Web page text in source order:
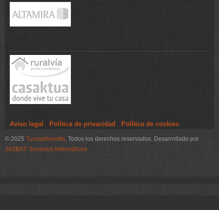
Aviso legal Política de privacidad Política de cookies
© 2025 Tucasafavorita. Todos los derechos reservados. Desarrollado por
JASBAT: Servicios Informáticos